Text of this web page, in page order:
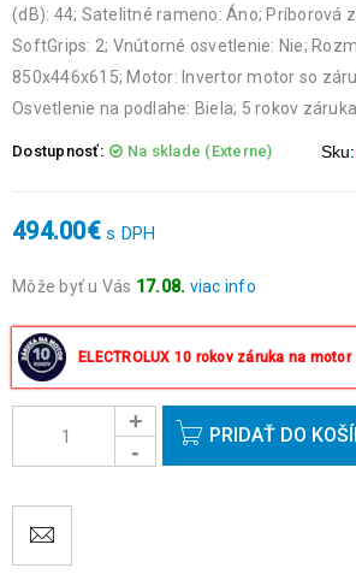
(dB): 44; Satelitné rameno: Áno; Príborová
SoftGrips: 2; Vnútorné osvetlenie: Nie;
850x446x615; Motor: Invertor motor so
Osvetlenie na podlahe: Biela; 5 rokov
Dostupnosť: Na sklade (Externe) Sku:
494.00€ s DPH
Môže byť u Vás 17.08. viac info
okrem víkendov a sviatkov.
ELECTROLUX 10 rokov záruka na motor
PRIDAŤ DO